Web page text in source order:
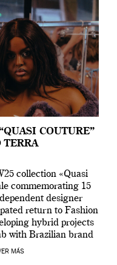
COUTURE”
TERRA
collection «Quasi
commemorating 15
designer
return to Fashion
hybrid projects
with Brazilian brand
of Francisco
MÁS